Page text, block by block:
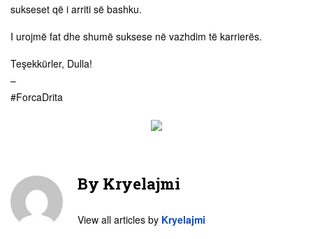
sukseset që i arriti së bashku.
I urojmë fat dhe shumë suksese në vazhdim të karrierës.
Teşekkürler, Dulla!
–
#ForcaDrita
By Kryelajmi
View all articles by Kryelajmi